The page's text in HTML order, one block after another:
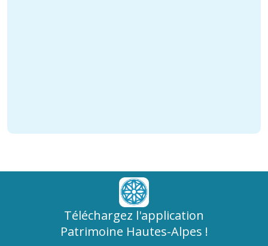
Téléchargez l'application
Patrimoine Hautes-Alpes !